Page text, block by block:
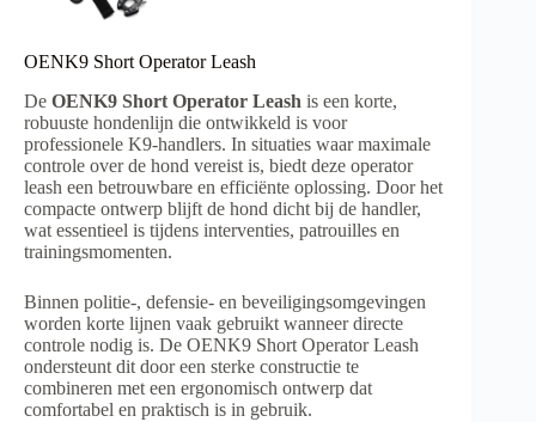
OENK9 Short Operator Leash
De OENK9 Short Operator Leash is een korte,
robuuste hondenlijn die ontwikkeld is voor
professionele K9-handlers. In situaties waar maximale
controle over de hond vereist is, biedt deze operator
leash een betrouwbare en efficiënte oplossing. Door het
compacte ontwerp blijft de hond dicht bij de handler,
wat essentieel is tijdens interventies, patrouilles en
trainingsmomenten.
Binnen politie-, defensie- en beveiligingsomgevingen
worden korte lijnen vaak gebruikt wanneer directe
controle nodig is. De OENK9 Short Operator Leash
ondersteunt dit door een sterke constructie te
combineren met een ergonomisch ontwerp dat
comfortabel en praktisch is in gebruik.